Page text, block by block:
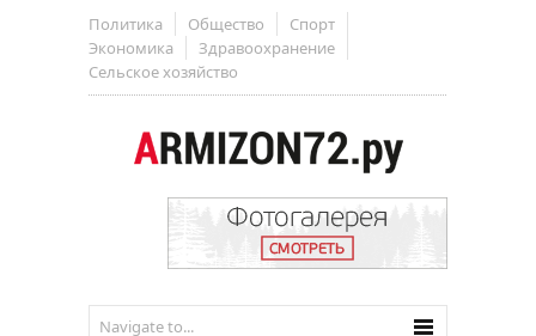
Политика Общество
Спорт
Экономика
Здравоохранение
Сельское хозяйство